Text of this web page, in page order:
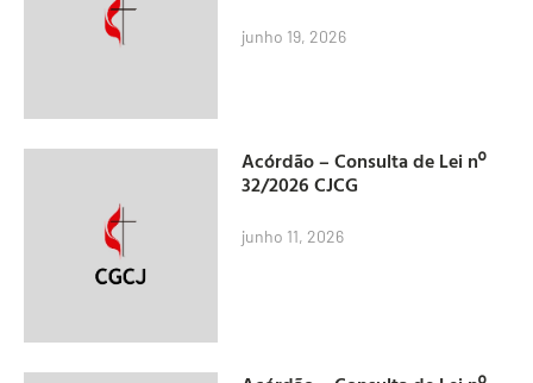
junho 19, 2026
Acórdão – Consulta de Lei nº
32/2026 CJCG
junho 11, 2026